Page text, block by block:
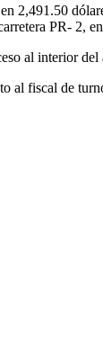
PR- 2,
al interior
al fiscal de